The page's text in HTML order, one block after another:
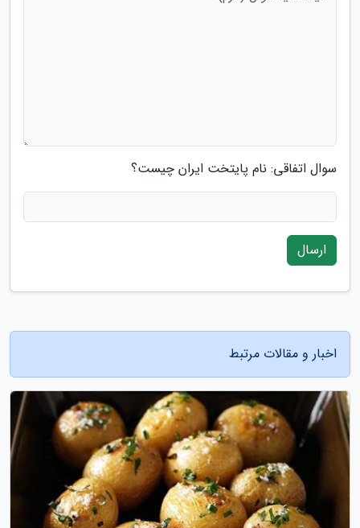
سوال اتفاقی: نام پایتخت ایران چیست؟
ارسال
اخبار و مقالات مرتبط